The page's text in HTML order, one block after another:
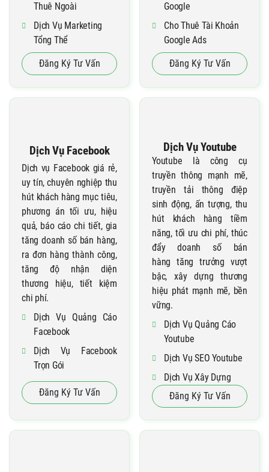
Thuê Ngoài
Dịch Vụ Marketing
Tổng Thể
Mô Hình Ma Trận Bao
Vây
Đăng Ký Tư Vấn
Google
Cho Thuê Tài Khoản
Google Ads
Dịch Vụ Google Maps
Dịch Vụ SEO Google
Đăng Ký Tư Vấn
Dịch Vụ Facebook
Dịch vụ Facebook giá rẻ,
uy tín, chuyên nghiệp thu
hút khách hàng mục tiêu,
phương án tối ưu, hiệu
quả, báo cáo chi tiết, gia
tăng doanh số bán hàng,
ra đơn hàng thành công,
tăng độ nhận diện
thương hiệu, tiết kiệm
chi phí.
Dịch Vụ Quảng Cáo
Facebook
Dịch Vụ Facebook
Trọn Gói
Dịch Vụ Chăm Sóc
Fanpage
Fanpage
Đăng Ký Tư Vấn
Dịch Vụ Youtube
Youtube là công cụ
truyền thông mạnh mẽ,
truyền tải thông điệp
sinh động, ấn tượng, thu
hút khách hàng tiềm
năng, tối ưu chi phí, thúc
đẩy doanh số bán
hàng tăng trưởng vượt
bậc, xây dựng thương
hiệu phát mạnh mẽ, bền
vững.
Dịch Vụ Quảng Cáo
Youtube
Dịch Vụ SEO Youtube
Dịch Vụ Xây Dựng
Kênh Youtube
Đăng Ký Tư Vấn